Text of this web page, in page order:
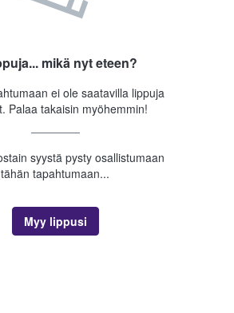
mikä nyt eteen?
ei ole saatavilla lippuja
Palaa takaisin myöhemmin!
syystä pysty osallistumaan
tähän tapahtumaan...
Myy lippusi